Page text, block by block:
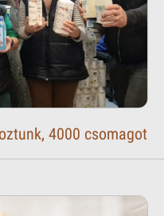
4000 csomagot